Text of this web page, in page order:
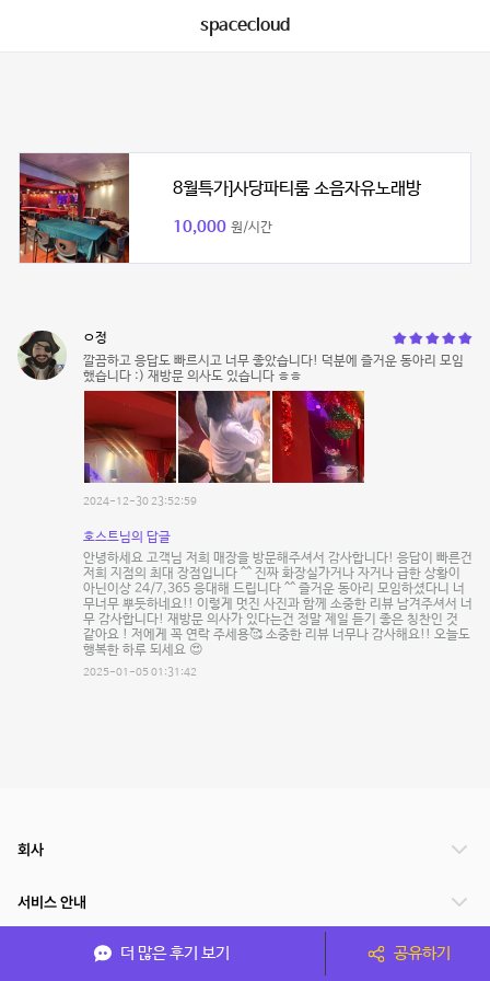
spacecloud
8월특가]사당파티룸 소음자유노래방
10,000 원/시간
ㅇ정
깔끔하고 응답도 빠르시고 너무 좋았습니다! 덕분에 즐거운 동아리 모임
했습니다 :) 재방문 의사도 있습니다 ㅎㅎ
2024-12-30 23:52:59
호스트님의 답글
안녕하세요 고객님 저희 매장을 방문해주셔서 감사합니다! 응답이 빠른건
저희 지점의 최대 장점입니다 ^^ 진짜 화장실가거나 자거나 급한 상황이
아닌이상 24/7,365 응대해 드립니다 ^^ 즐거운 동아리 모임하셨다니 너
무너무 뿌듯하네요!! 이렇게 멋진 사진과 함께 소중한 리뷰 남겨주셔서 너
무 감사합니다! 재방문 의사가 있다는건 정말 제일 듣기 좋은 칭찬인 것
같아요 ! 저에게 꼭 연락 주세용🥰 소중한 리뷰 너무나 감사해요!! 오늘도
행복한 하루 되세요 😍
2025-01-05 01:31:42
더 많은 후기 보기 공유하기
회사
서비스 안내